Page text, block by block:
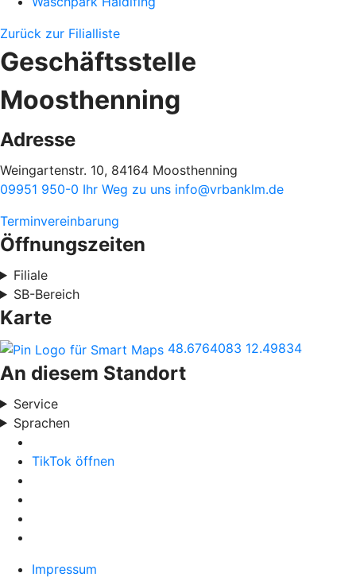
Zurück zur Filialliste
Geschäftsstelle
Moosthenning
Adresse
Weingartenstr. 10, 84164 Moosthenning
09951 950-0 Ihr Weg zu uns info@vrbanklm.de
Terminvereinbarung
Öffnungszeiten
Filiale
SB-Bereich
Karte
48.6764083 12.49834
An diesem Standort
Service
Sprachen
TikTok öffnen
Impressum